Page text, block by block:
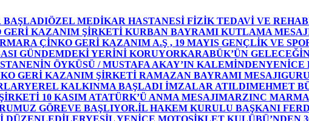
BAŞLADIÖZEL MEDİKAR HASTANESİ FİZİK TEDAVİ VE
KAZANIM ŞİRKETİ KURBAN BAYRAMI KUTLAMA
ÇİNKO GERİ KAZANIM A.Ş , 19 MAYIS GENÇLİK VE
GÜNDEMDEKİ YERİNİ KORUYORKARABÜK’ÜN
ÖYKÜSÜ / MUSTAFA AKAY’IN KALEMİNDENYENİCE
GERİ KAZANIM ŞİRKETİ RAMAZAN BAYRAMI MESAJI
YEREL KALKINMA BAŞLADI İMZALAR ATILDIMEHMET
10 KASIM ATATÜRK’Ü ANMA MESAJIMARZINC
GÖREVE BAŞLIYOR.İL HAKEM KURULU BAŞKANI
DÜZENLEDİLERYEŞİL YENİCE MOTOSİKLET KULÜBÜ’NDEN